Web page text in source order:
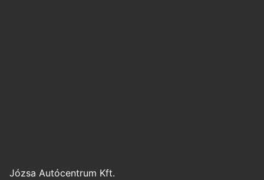
Józsa Autócentrum Kft.